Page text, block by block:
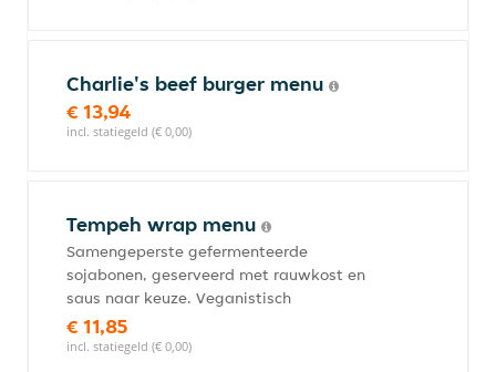
Charlie's beef burger menu
€ 13,94
incl. statiegeld (€ 0,00)
Tempeh wrap menu
Samengeperste gefermenteerde
sojabonen, geserveerd met rauwkost en
saus naar keuze. Veganistisch
€ 11,85
incl. statiegeld (€ 0,00)